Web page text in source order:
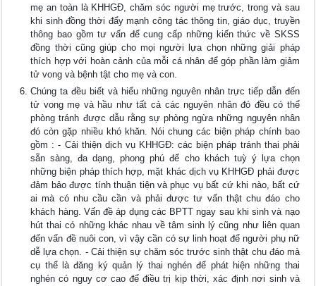
mẹ an toàn là KHHGĐ, chăm sóc người mẹ trước, trong và sau
khi sinh đồng thời đẩy mạnh công tác thông tin, giáo dục, truyền
thông bao gồm tư vấn để cung cấp những kiến thức về SKSS
đồng thời cũng giúp cho mọi người lựa chọn những giải pháp
thích hợp với hoàn cảnh của mỗi cá nhân để góp phần làm giảm
tử vong và bệnh tật cho mẹ và con.
Chúng ta đều biết và hiểu những nguyên nhân trực tiếp dẫn đến
tử vong mẹ và hầu như tất cả các nguyên nhân đó đều có thể
phòng tránh được dẫu rằng sự phòng ngừa những nguyên nhân
đó còn gặp nhiều khó khăn. Nói chung các biện pháp chính bao
gồm : - Cải thiện dịch vụ KHHGĐ: các biện pháp tránh thai phải
sẵn sàng, đa dạng, phong phú để cho khách tuỳ ý lựa chọn
những biện pháp thích hợp, mặt khác dịch vụ KHHGĐ phải được
đảm bảo được tính thuận tiện và phục vụ bất cứ khi nào, bất cứ
ai mà có nhu cầu cần và phải được tư vấn thật chu đáo cho
khách hàng. Vấn đề áp dụng các BPTT ngay sau khi sinh và nạo
hút thai có những khác nhau về tâm sinh lý cũng như liên quan
đến vấn đề nuôi con, vì vậy cần có sự linh hoạt để người phụ nữ
dễ lựa chọn. - Cải thiện sự chăm sóc trước sinh thật chu đáo mà
cụ thể là đăng ký quản lý thai nghén để phát hiện những thai
nghén có nguy cơ cao để điều trị kịp thời, xác định nơi sinh và